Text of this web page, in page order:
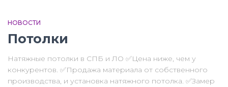
НОВОСТИ
Потолки
Натяжные потолки в СПБ и ЛО ✅Цена ниже, чем у
конкурентов. ✅Продажа материала от собственного
производства, и установка натяжного потолка. ✅Замер